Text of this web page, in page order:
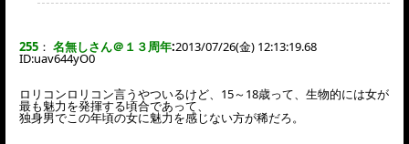
255 ： 名無しさん＠１３周年:2013/07/26(金) 12:13:19.68
ID:uav644yO0
ロリコンロリコン言うやついるけど、15～18歳って、生物的には女が
最も魅力を発揮する頃合であって、
独身男でこの年頃の女に魅力を感じない方が稀だろ。